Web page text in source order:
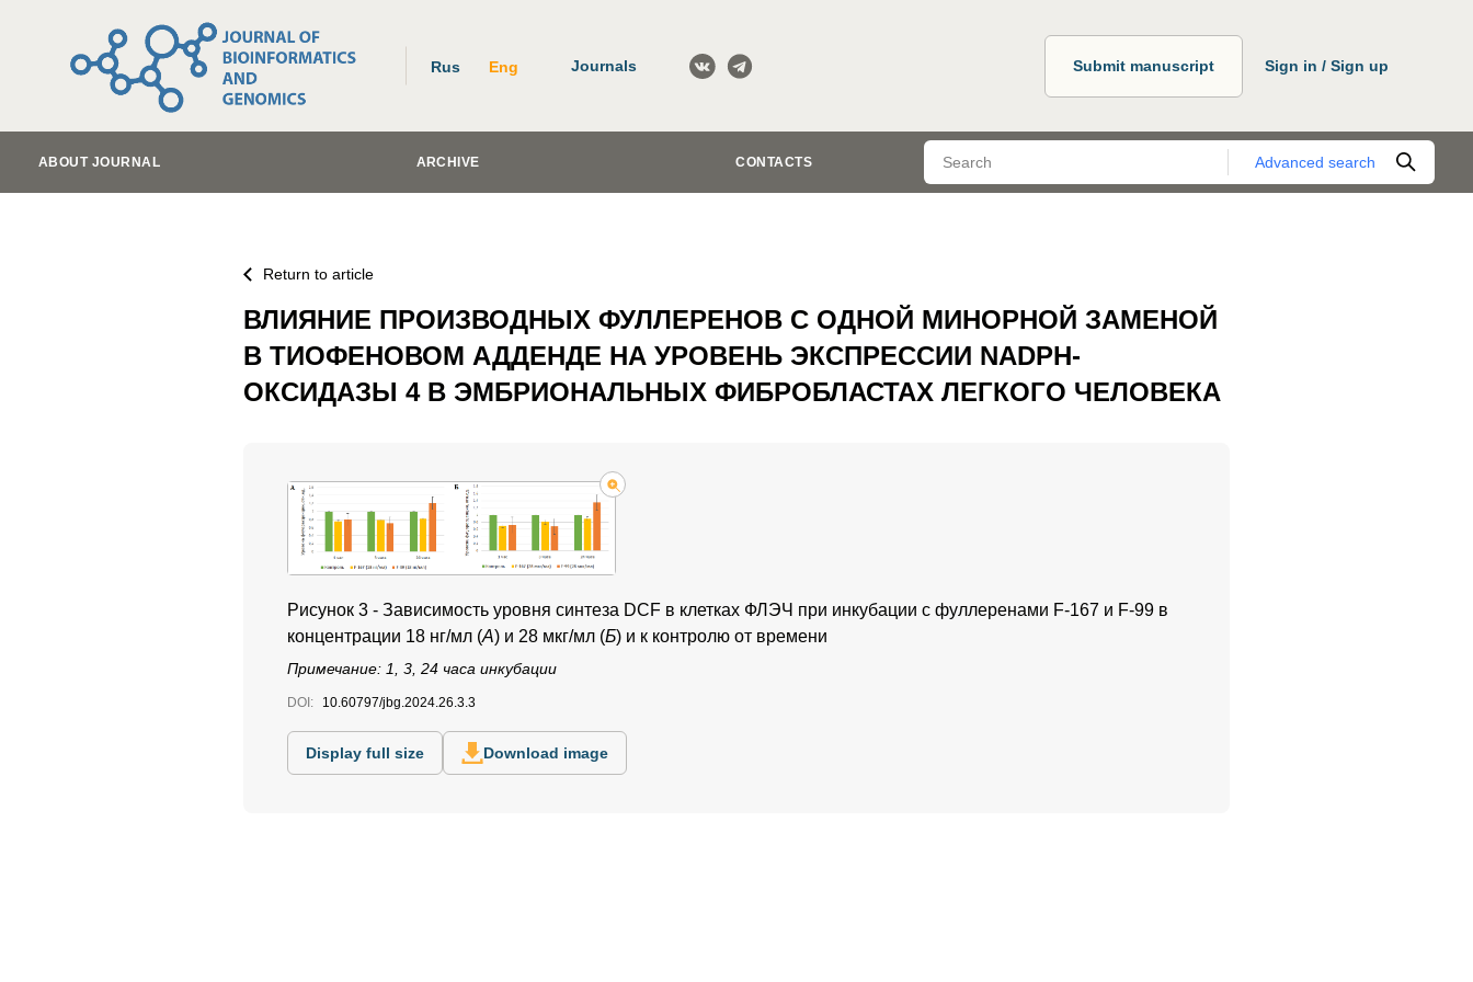
Rus Eng Journals Submit manuscript Sign in / Sign up
ABOUT JOURNAL ARCHIVE CONTACTS Advanced search
Return to article
ВЛИЯНИЕ ПРОИЗВОДНЫХ ФУЛЛЕРЕНОВ С ОДНОЙ МИНОРНОЙ ЗАМЕНОЙ
В ТИОФЕНОВОМ АДДЕНДЕ НА УРОВЕНЬ ЭКСПРЕССИИ NADPH-
ОКСИДАЗЫ 4 В ЭМБРИОНАЛЬНЫХ ФИБРОБЛАСТАХ ЛЕГКОГО ЧЕЛОВЕКА
Рисунок 3 - Зависимость уровня синтеза DCF в клетках ФЛЭЧ при инкубации с фуллеренами F-167 и F-99 в
концентрации 18 нг/мл (А) и 28 мкг/мл (Б) и к контролю от времени
Примечание: 1, 3, 24 часа инкубации
DOI: 10.60797/jbg.2024.26.3.3
Display full size Download image